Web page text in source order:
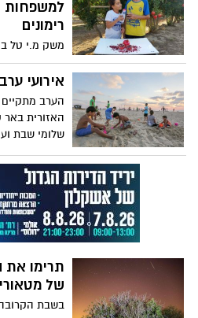
למשפחות
רימונים
משק מ.י טל
לקטיף אדום
לקטוף את
חקלאית
אירועי
הערב
האזורית באר
שלומי שבת
אתכם להיכנס
פעילויות
תרימו
של
בשבת